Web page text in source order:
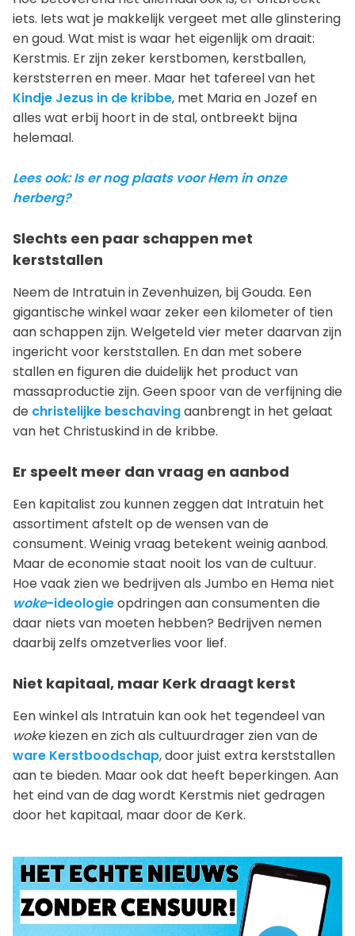
iets. Iets wat je makkelijk vergeet met alle glinstering
en goud. Wat mist is waar het eigenlijk om draait:
Kerstmis. Er zijn zeker kerstbomen, kerstballen,
kerststerren en meer. Maar het tafereel van het
Kindje Jezus in de kribbe, met Maria en Jozef en
alles wat erbij hoort in de stal, ontbreekt bijna
helemaal.
Lees ook: Is er nog plaats voor Hem in onze
herberg?
Slechts een paar schappen met
kerststallen
Neem de Intratuin in Zevenhuizen, bij Gouda. Een
gigantische winkel waar zeker een kilometer of tien
aan schappen zijn. Welgeteld vier meter daarvan zijn
ingericht voor kerststallen. En dan met sobere
stallen en figuren die duidelijk het product van
massaproductie zijn. Geen spoor van de verfijning die
de christelijke beschavingaanbrengt in het gelaat
van het Christuskind in de kribbe.
Er speelt meer dan vraag en aanbod
Een kapitalist zou kunnen zeggen dat Intratuin het
assortiment afstelt op de wensen van de
consument. Weinig vraag betekent weinig aanbod.
Maar de economie staat nooit los van de cultuur.
Hoe vaak zien we bedrijven als Jumbo en Hema niet
woke-ideologieopdringen aan consumenten die
daar niets van moeten hebben? Bedrijven nemen
daarbij zelfs omzetverlies voor lief.
Niet kapitaal, maar Kerk draagt kerst
Een winkel als Intratuin kan ook het tegendeel van
wokekiezen en zich als cultuurdrager zien van de
ware Kerstboodschap, door juist extra kerststallen
aan te bieden. Maar ook dat heeft beperkingen. Aan
het eind van de dag wordt Kerstmis niet gedragen
door het kapitaal, maar door de Kerk.